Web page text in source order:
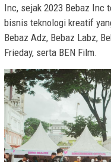
Inc, sejak 2023 Bebaz Inc
bisnis teknologi kreatif
Bebaz Adz, Bebaz Labz,
Frieday, serta BEN Film.